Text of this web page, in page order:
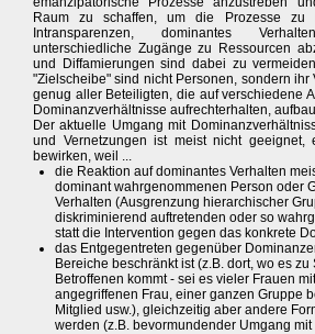
Raum zu schaffen, um die Prozesse zu
Intransparenzen, dominantes
unterschiedliche Zugänge zu Ressourcen
und Diffamierungen sind dabei zu
"Zielscheibe" sind nicht Personen, sondern ihr
genug aller Beteiligten, die auf verschiedene
Dominanzverhältnisse aufrechterhalten,
Der aktuelle Umgang mit
und Vernetzungen ist meist nicht geeignet,
bewirken, weil ...
die Reaktion auf dominantes Verhalten
dominant wahrgenommenen Person oder
Verhalten (Ausgrenzung hierarchischer
diskriminierend auftretenden oder so
statt die Intervention gegen das konkrete
das Entgegentreten gegenüber
Bereiche beschränkt ist (z.B. dort, wo es
Betroffenen kommt - sei es vieler Frauen
angegriffenen Frau, einer ganzen Gruppe
Mitglied usw.), gleichzeitig aber andere
werden (z.B. bevormundender Umgang